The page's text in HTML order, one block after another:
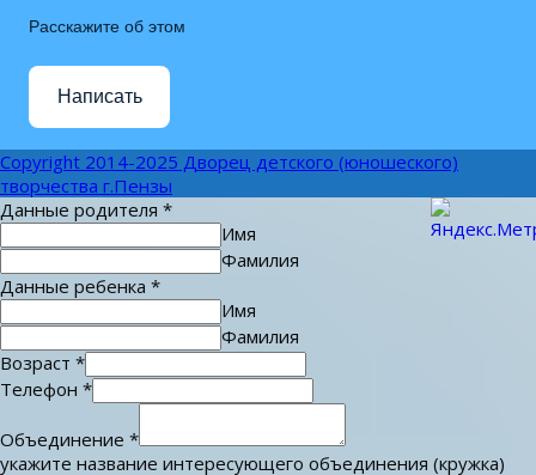
Расскажите об этом
Написать
Copyright 2014-2025 Дворец детского (юношеского)
творчества г.Пензы
Данные родителя *
Имя
Фамилия
Данные ребенка *
Имя
Фамилия
Возраст *
Телефон *
Объединение *
укажите название интересующего объединения (кружка)